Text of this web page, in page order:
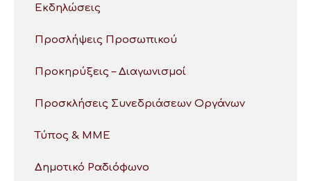
Εκδηλώσεις
Προσλήψεις Προσωπικού
Προκηρύξεις – Διαγωνισμοί
Προσκλήσεις Συνεδριάσεων Οργάνων
Τύπος & ΜΜΕ
Δημοτικό Ραδιόφωνο